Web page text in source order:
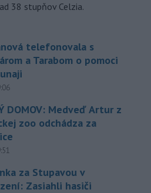
38 stupňov Celzia.
telefonovala s
a Tarabom o pomoci
DOMOV: Medveď Artur z
zoo odchádza za
za Stupavou v
Zasiahli hasiči